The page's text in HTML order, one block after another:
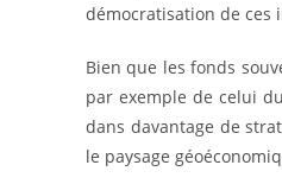
démocratisation de ces
Bien que les fonds
par exemple de celui
dans davantage de
le paysage